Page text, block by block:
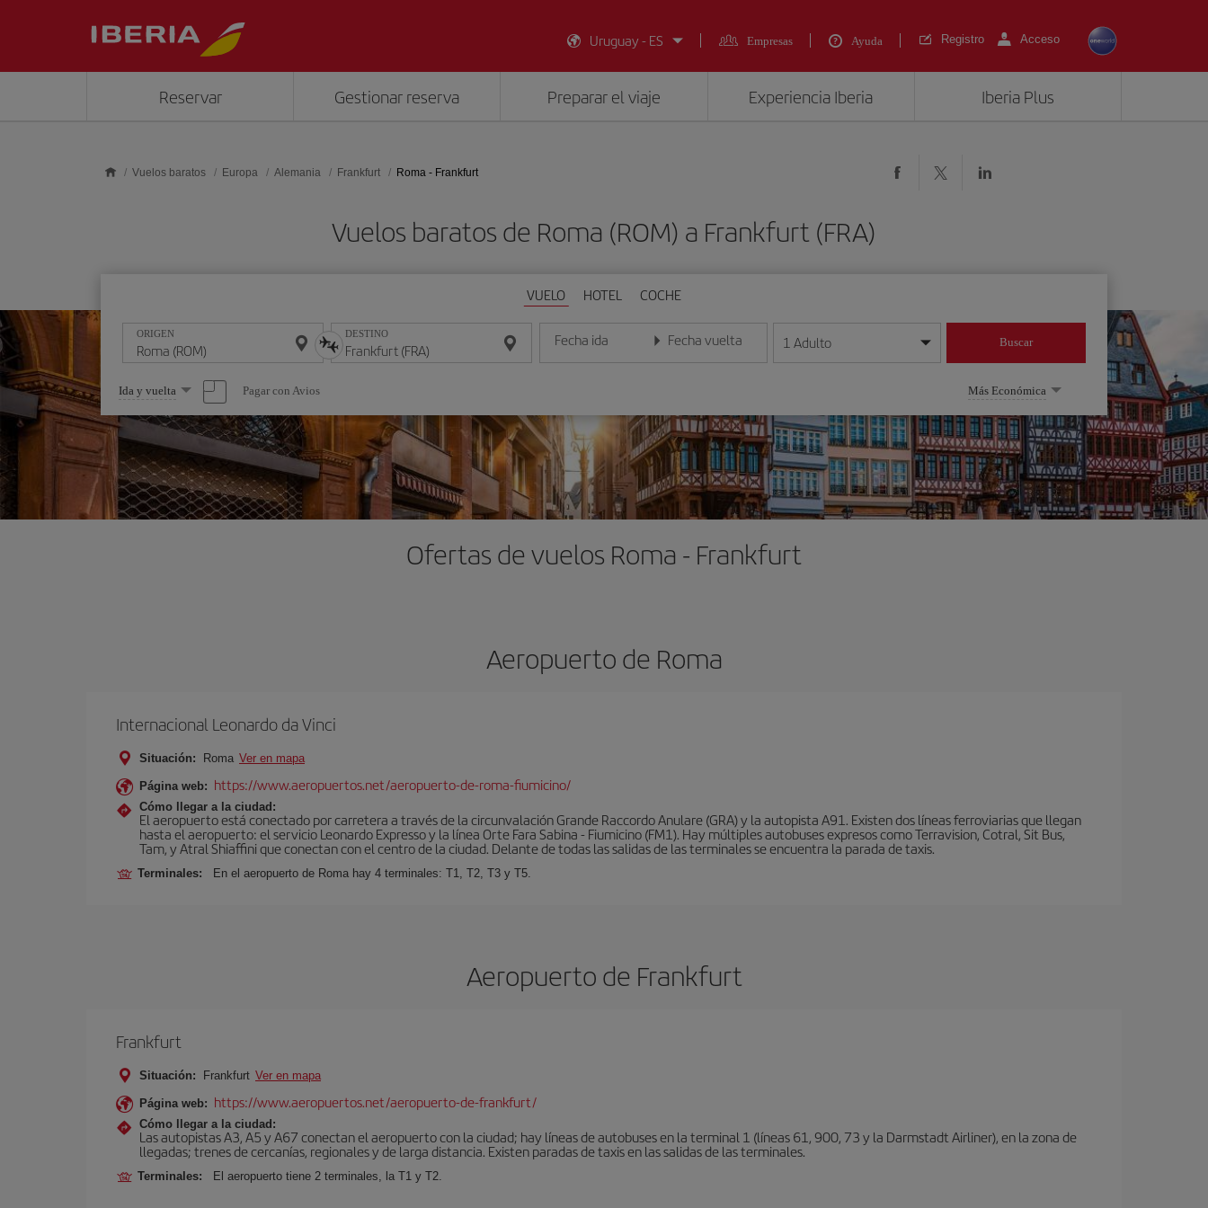
Uruguay - ES
Empresas Ayuda Registro Acceso
Reservar Gestionar reserva Preparar el viaje Experiencia Iberia Iberia Plus
Vuelos baratos Europa Alemania Frankfurt Roma - Frankfurt
Vuelos baratos de Roma (ROM) a Frankfurt (FRA)
VUELO HOTEL COCHE
ORIGEN DESTINO Fecha ida
Introduce la fecha en formato día/mes/año
Fecha vuelta
Introduce la fecha en formato día/mes/año
1 Adulto Buscar
Seleccione
una
opción
Ida y vuelta Pagar con Avios Más Económica
Ofertas de vuelos Roma - Frankfurt
Aeropuerto de Roma
Internacional Leonardo da Vinci
Situación: Roma Ver en mapa
Página web: https://www.aeropuertos.net/aeropuerto-de-roma-fiumicino/
Cómo llegar a la ciudad:
El aeropuerto está conectado por carretera a través de la circunvalación Grande Raccordo Anulare (GRA) y la autopista A91. Existen dos líneas ferroviarias que llegan
hasta el aeropuerto: el servicio Leonardo Expresso y la línea Orte Fara Sabina - Fiumicino (FM1). Hay múltiples autobuses expresos como Terravision, Cotral, Sit Bus,
Tam, y Atral Shiaffini que conectan con el centro de la ciudad. Delante de todas las salidas de las terminales se encuentra la parada de taxis.
Terminales: En el aeropuerto de Roma hay 4 terminales: T1, T2, T3 y T5.
Aeropuerto de Frankfurt
Frankfurt
Situación: Frankfurt Ver en mapa
Página web: https://www.aeropuertos.net/aeropuerto-de-frankfurt/
Cómo llegar a la ciudad:
Las autopistas A3, A5 y A67 conectan el aeropuerto con la ciudad; hay líneas de autobuses en la terminal 1 (líneas 61, 900, 73 y la Darmstadt Airliner), en la zona de
llegadas; trenes de cercanías, regionales y de larga distancia. Existen paradas de taxis en las salidas de las terminales.
Terminales: El aeropuerto tiene 2 terminales, la T1 y T2.